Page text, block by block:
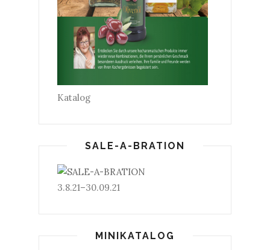
Katalog
SALE-A-BRATION
3.8.21–30.09.21
MINIKATALOG